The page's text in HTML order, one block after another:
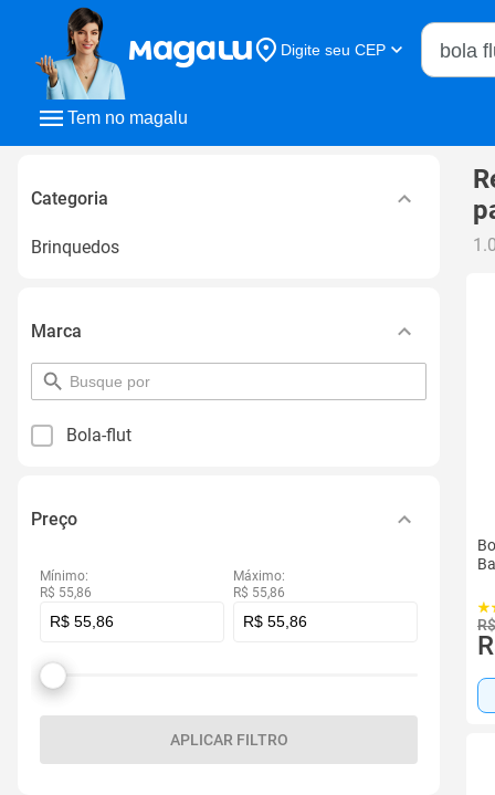
Tem no magalu
Digite seu CEP
Buscar
Categoria
Brinquedos
Marca
pesquisar
por
Bola-flut
Preço
Mínimo:
R$ 55,86
Máximo:
R$ 55,86
APLICAR FILTRO